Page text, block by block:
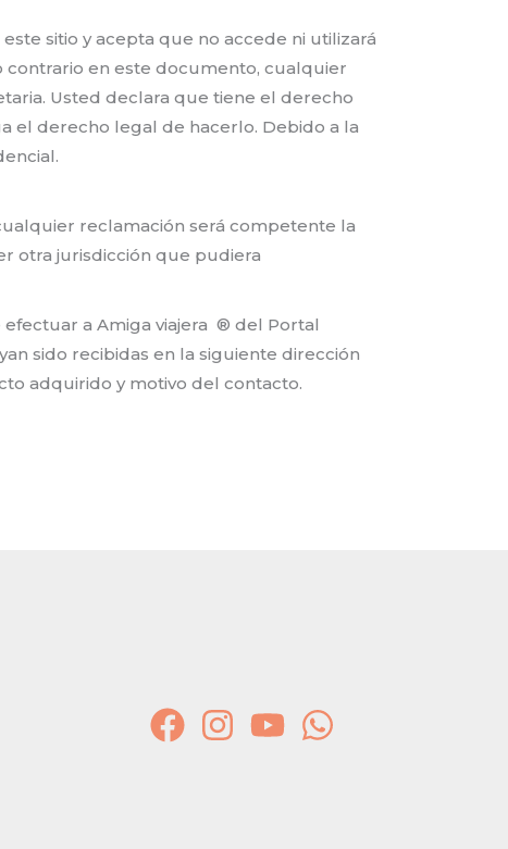
sitio y acepta que no accede ni utilizará
contrario en este documento, cualquier
Usted declara que tiene el derecho
el derecho legal de hacerlo. Debido a la
reclamación será competente la
otra jurisdicción que pudiera
a Amiga viajera ® del Portal
sido recibidas en la siguiente dirección
adquirido y motivo del contacto.